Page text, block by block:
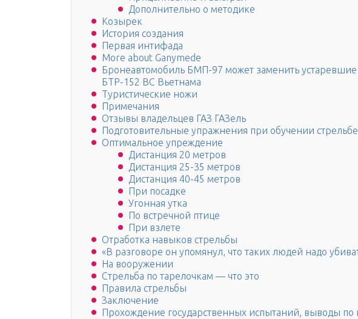
Дополнительно о методике
Козырек
История создания
Первая интифада
More about Ganymede
Бронеавтомобиль БМП-97 может заменить
БТР-152 ВС Вьетнама
Туристические ножи
Примечания
Отзывы владельцев ГАЗ ГАЗель
Подготовительные упражнения при обучении
Оптимальное упреждение
Дистанция 20 метров
Дистанция 25-35 метров
Дистанция 40-45 метров
При посадке
Угонная утка
По встречной птице
При взлете
Отработка навыков стрельбы
«В разговоре он упомянул, что таких людей надо
На вооружении
Стрельба по тарелочкам — что это
Правила стрельбы
Заключение
Прохождение государственных испытаний, выводы по